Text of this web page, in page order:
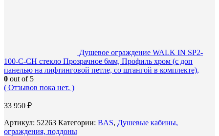
Душевое ограждение WALK IN SP2-
100-C-CH стекло Прозрачное 6мм, Профиль хром (с доп
панелью на лифтинговой петле, со штангой в комплекте),
0 out of 5
( Отзывов пока нет. )
33 950 ₽
Артикул: 52263 Категории: BAS, Душевые кабины,
ограждения, поддоны